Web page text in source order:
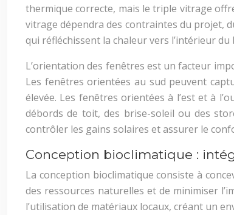
thermique correcte, mais le triple vitrage
vitrage dépendra des contraintes du projet,
qui réfléchissent la chaleur vers l’intérieur
L’orientation des fenêtres est un facteur
Les fenêtres orientées au sud peuvent
élevée. Les fenêtres orientées à l’est et à
débords de toit, des brise-soleil ou des
contrôler les gains solaires et assurer le
Conception bioclimatique :
La conception bioclimatique consiste à
des ressources naturelles et de minimiser
l’utilisation de matériaux locaux, créant un